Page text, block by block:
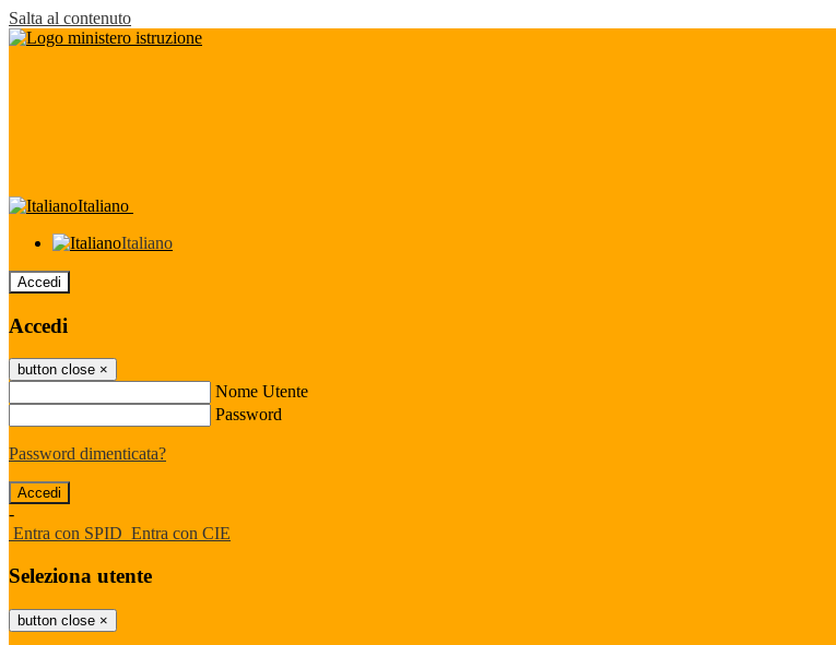
Salta al contenuto
Italiano
Italiano
Accedi
Accedi
button close ×
Nome Utente
Password
Password dimenticata?
-
Entra con SPID Entra con CIE
Seleziona utente
button close ×